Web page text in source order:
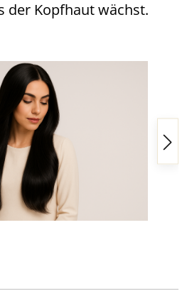
der Kopfhaut wächst.